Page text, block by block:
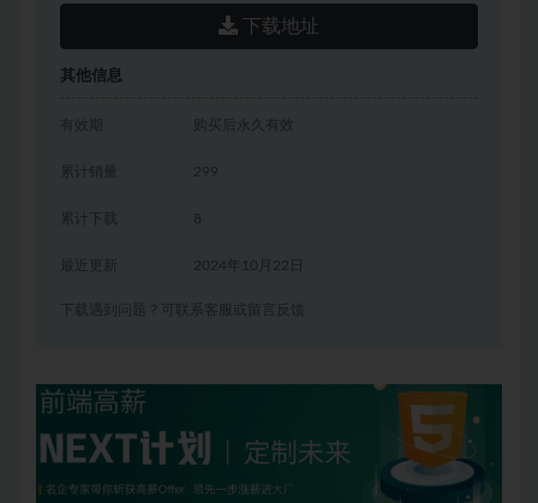
下载地址
其他信息
有效期 购买后永久有效
累计销量 299
累计下载 8
2024年10月22日
下载遇到问题？可联系客服或留言反馈